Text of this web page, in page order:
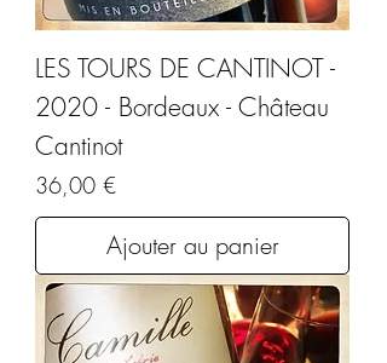
LES TOURS DE CANTINOT -
2020 - Bordeaux - Château
Cantinot
Prix
36,00 €
Ajouter au panier